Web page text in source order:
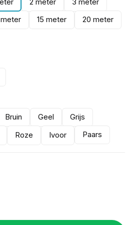
2 meter
3 meter
meter 15 meter
20 meter
Bruin Geel
Grijs
Roze Ivoor Paars